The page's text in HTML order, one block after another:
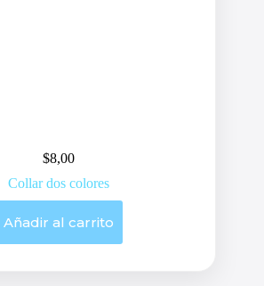
$8,00
Collar dos colores
Añadir al carrito